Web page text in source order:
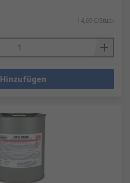
14,69 €/Stück
Hinzufügen